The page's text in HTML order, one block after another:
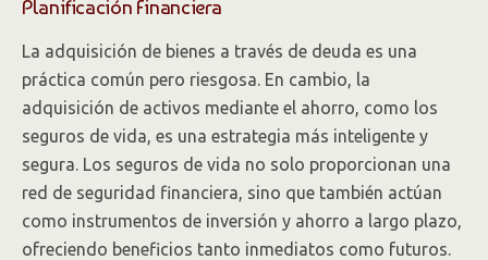
Planificación Financiera
La adquisición de bienes a través de deuda es una
práctica común pero riesgosa. En cambio, la
adquisición de activos mediante el ahorro, como los
seguros de vida, es una estrategia más inteligente y
segura. Los seguros de vida no solo proporcionan una
red de seguridad financiera, sino que también actúan
como instrumentos de inversión y ahorro a largo plazo,
ofreciendo beneficios tanto inmediatos como futuros.